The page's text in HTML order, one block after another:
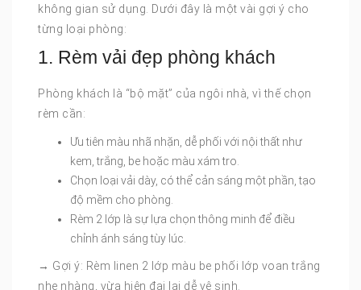
không gian sử dụng. Dưới đây là một vài gợi ý cho
từng loại phòng:
1. Rèm vải đẹp phòng khách
Phòng khách là “bộ mặt” của ngôi nhà, vì thế chọn
rèm cần:
Ưu tiên màu nhã nhặn, dễ phối với nội thất như
kem, trắng, be hoặc màu xám tro.
Chọn loại vải dày, có thể cản sáng một phần, tạo
độ mềm cho phòng.
Rèm 2 lớp là sự lựa chọn thông minh để điều
chỉnh ánh sáng tùy lúc.
→ Gợi ý: Rèm linen 2 lớp màu be phối lớp voan trắng
nhẹ nhàng, vừa hiện đại lại dễ vệ sinh.